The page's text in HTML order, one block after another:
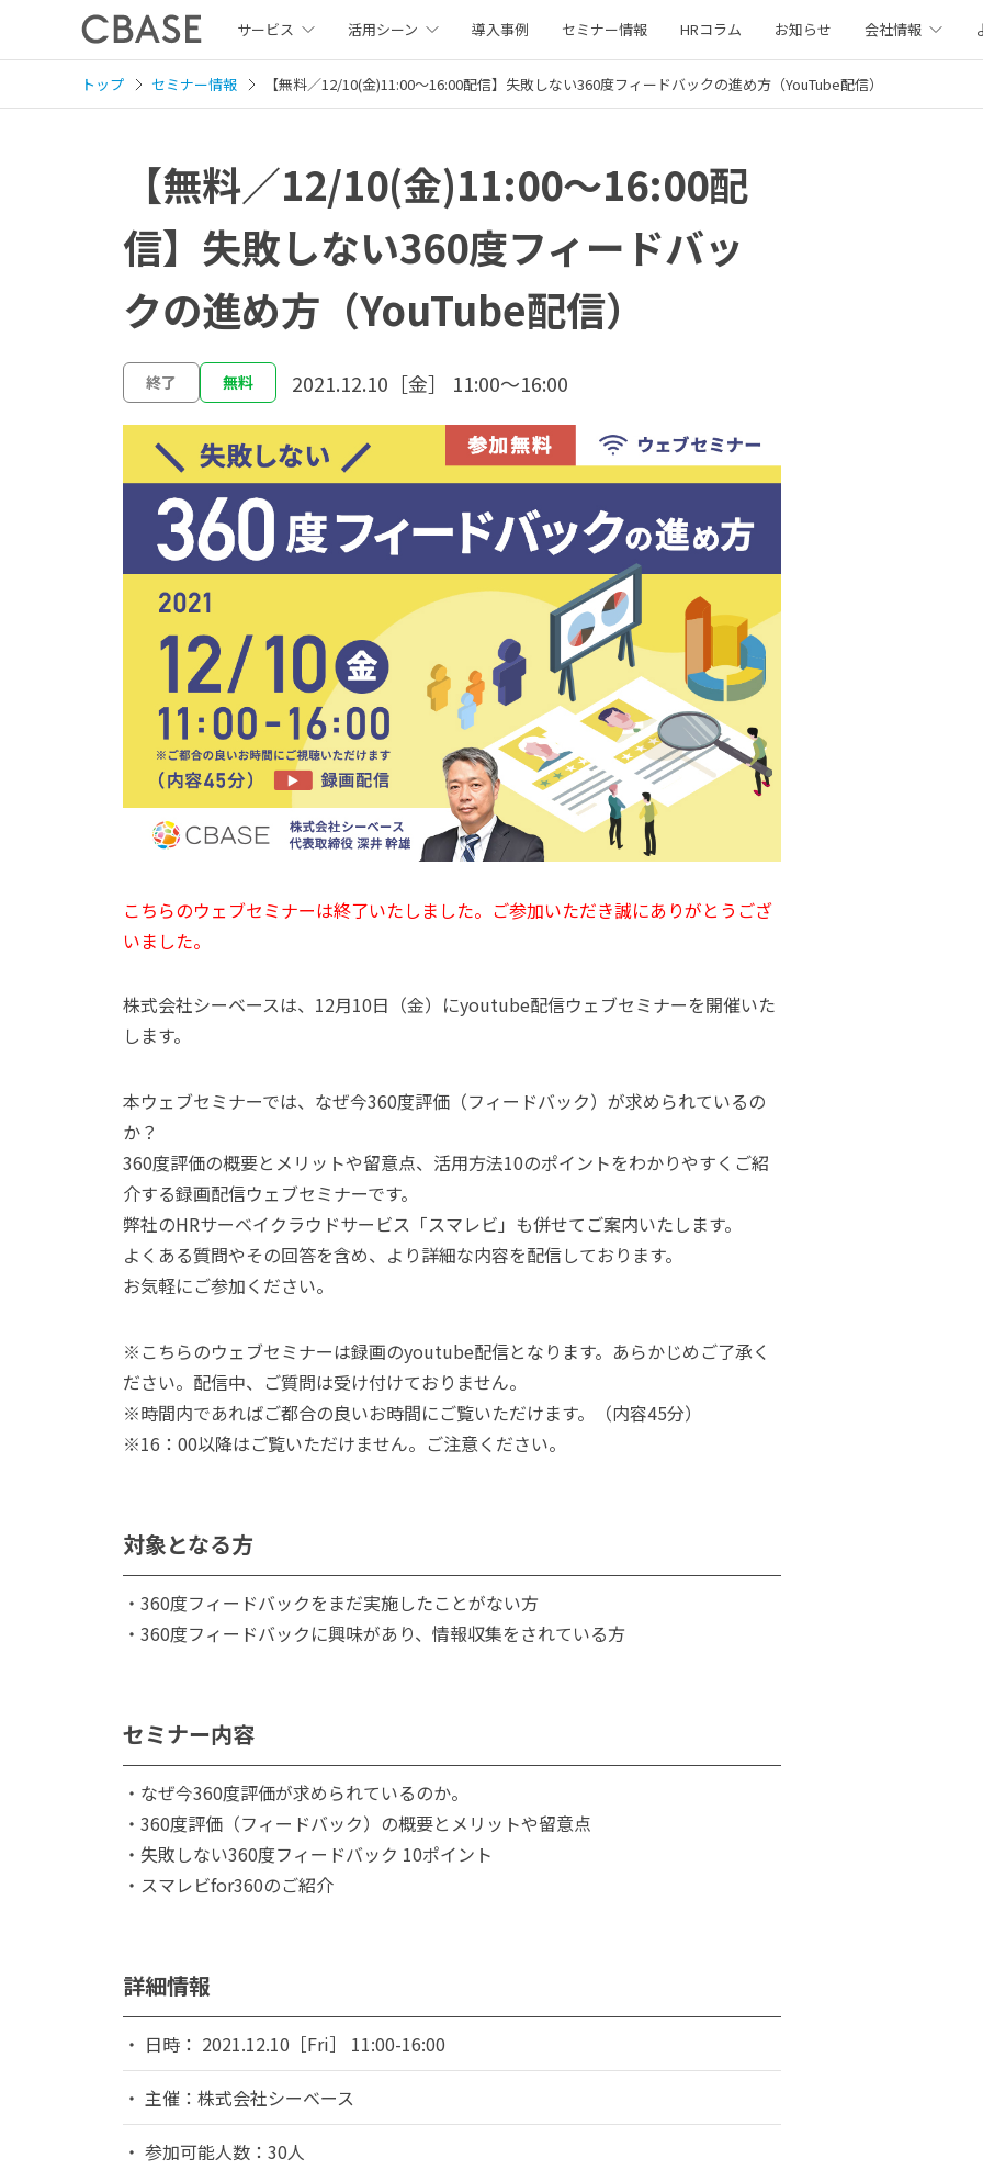
サービス 活用シーン 導入事例 セミナー情報 HRコラム お知らせ 会社情報
トップ セミナー情報 【無料／12/10(金)11:00～16:00配信】失敗しない360度フィードバックの進め方（YouTube配信）
【無料／12/10(金)11:00～16:00配
信】失敗しない360度フィードバッ
クの進め方（YouTube配信）
終了 無料 2021.12.10［金］ 11:00〜16:00
こちらのウェブセミナーは終了いたしました。ご参加いただき誠にありがとうござ
いました。
株式会社シーベースは、12月10日（金）にyoutube配信ウェブセミナーを開催いた
します。
本ウェブセミナーでは、なぜ今360度評価（フィードバック）が求められているの
か？
360度評価の概要とメリットや留意点、活用方法10のポイントをわかりやすくご紹
介する録画配信ウェブセミナーです。
弊社のHRサーベイクラウドサービス「スマレビ」も併せてご案内いたします。
よくある質問やその回答を含め、より詳細な内容を配信しております。
お気軽にご参加ください。
※こちらのウェブセミナーは録画のyoutube配信となります。あらかじめご了承く
ださい。配信中、ご質問は受け付けておりません。
※時間内であればご都合の良いお時間にご覧いただけます。（内容45分）
※16：00以降はご覧いただけません。ご注意ください。
対象となる方
・360度フィードバックをまだ実施したことがない方
・360度フィードバックに興味があり、情報収集をされている方
セミナー内容
・なぜ今360度評価が求められているのか。
・360度評価（フィードバック）の概要とメリットや留意点
・失敗しない360度フィードバック 10ポイント
・スマレビfor360のご紹介
詳細情報
日時： 2021.12.10［Fri］ 11:00-16:00
主催：株式会社シーベース
参加可能人数：30人